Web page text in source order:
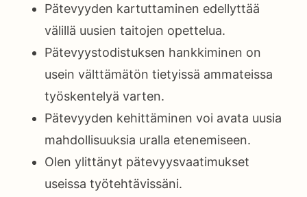
Pätevyyden kartuttaminen edellyttää
välillä uusien taitojen opettelua.
Pätevyystodistuksen hankkiminen on
usein välttämätön tietyissä ammateissa
työskentelyä varten.
Pätevyyden kehittäminen voi avata uusia
mahdollisuuksia uralla etenemiseen.
Olen ylittänyt pätevyysvaatimukset
useissa työtehtävissäni.